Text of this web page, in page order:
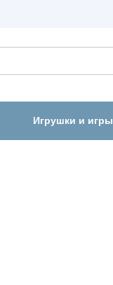
Игрушки и игры